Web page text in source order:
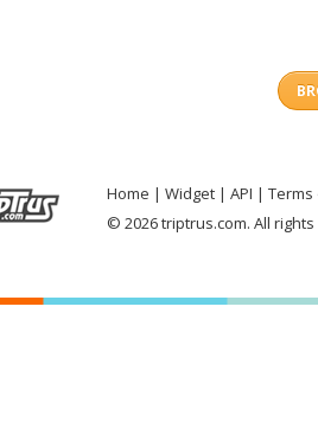
Home Widget API
Terms
© 2026 triptrus.com. All